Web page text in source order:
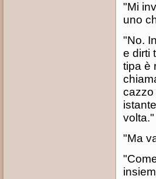
"Mi
uno
"No.
e dirti
tipa è
cazzo
volta."
"Ma